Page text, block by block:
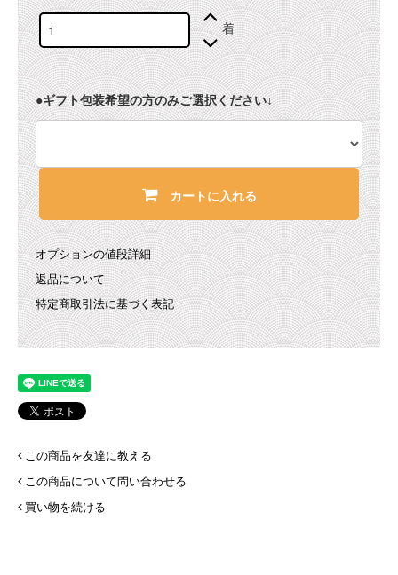
着
●ギフト包装希望の方のみご選択ください↓
カートに入れる
オプションの値段詳細
返品について
特定商取引法に基づく表記
この商品を友達に教える
この商品について問い合わせる
買い物を続ける